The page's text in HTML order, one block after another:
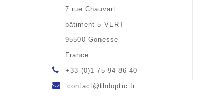
7 rue Chauvart
bâtiment 5 VERT
95500 Gonesse
France
+33 (0)1 75 94 86 40
contact@thdoptic.fr